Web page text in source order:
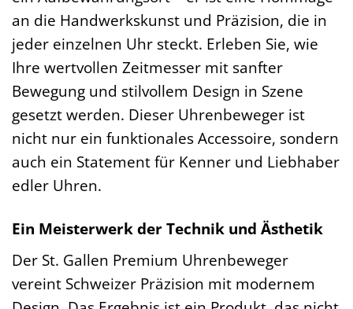
an die Handwerkskunst und Präzision, die in
jeder einzelnen Uhr steckt. Erleben Sie, wie
Ihre wertvollen Zeitmesser mit sanfter
Bewegung und stilvollem Design in Szene
gesetzt werden. Dieser Uhrenbeweger ist
nicht nur ein funktionales Accessoire, sondern
auch ein Statement für Kenner und Liebhaber
edler Uhren.
Ein Meisterwerk der Technik und Ästhetik
Der St. Gallen Premium Uhrenbeweger
vereint Schweizer Präzision mit modernem